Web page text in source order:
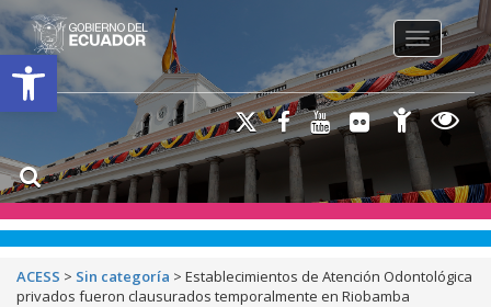
Open toolbar
Toggle
ACESS > Sin categoría > Establecimientos de Atención Odontológica
privados fueron clausurados temporalmente en Riobamba